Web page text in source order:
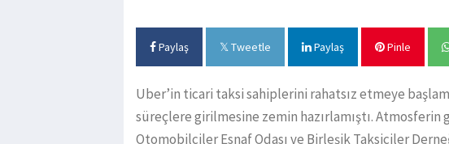
Paylaş Tweetle Paylaş Pinle
Uber’in ticari taksi sahiplerini rahatsız etmeye
süreçlere girilmesine zemin hazırlamıştı.
Otomobilciler Esnaf Odası ve Birleşik Taksiciler